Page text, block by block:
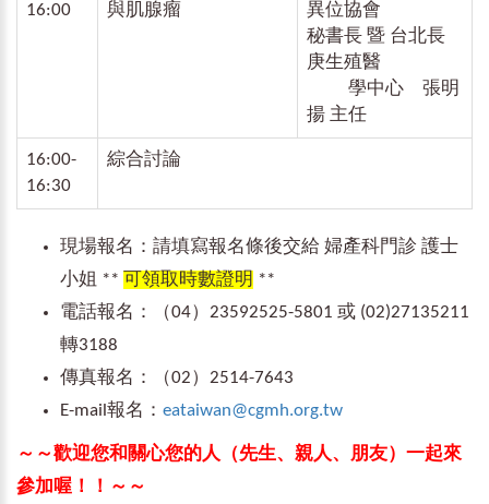
16:00
與肌腺瘤
異位協會
秘書長 暨 台北長
庚生殖醫
學中心 張明
揚 主任
16:00-
16:30
綜合討論
現場報名：請填寫報名條後交給 婦產科門診 護士
小姐 ** 可領取時數證明 **
電話報名：（04）23592525-5801 或 (02)27135211
轉3188
傳真報名：（02）2514-7643
E-mail報名： eataiwan@cgmh.org.tw
～～歡迎您和關心您的人（先生、親人、朋友）一起來
參加喔！！～～